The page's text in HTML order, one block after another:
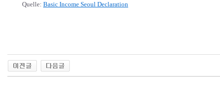
Quelle: Basic Income Seoul Declaration